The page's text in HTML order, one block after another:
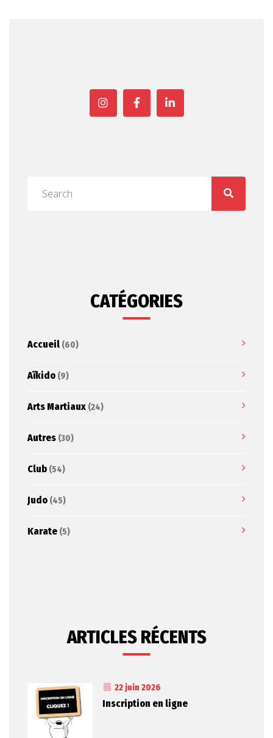
CATÉGORIES
Accueil (60)
Aïkido (9)
Arts Martiaux (24)
Autres (30)
Club (54)
Judo (45)
Karate (5)
ARTICLES RÉCENTS
22 juin 2026
Inscription en ligne